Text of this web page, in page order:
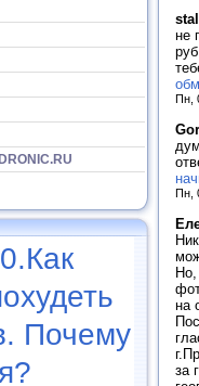
Почему
не
Пн,
Пн,
Но,
на
за